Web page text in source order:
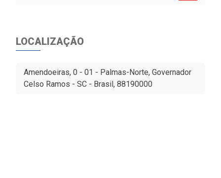
LOCALIZAÇÃO
Amendoeiras, 0 - 01 - Palmas-Norte, Governador
Celso Ramos - SC - Brasil, 88190000